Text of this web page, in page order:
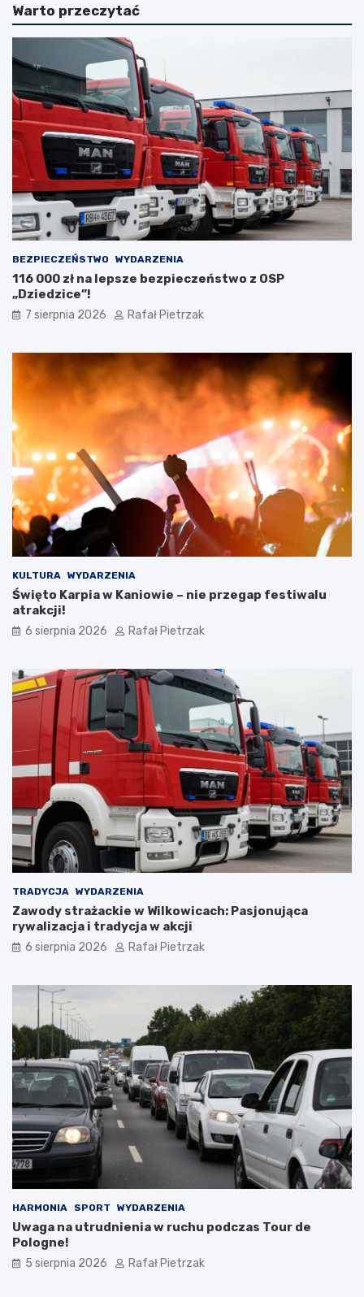
Warto przeczytać
BEZPIECZEŃSTWO WYDARZENIA
116 000 zł na lepsze bezpieczeństwo z OSP
„Dziedzice”!
7 sierpnia 2026 Rafał Pietrzak
KULTURA WYDARZENIA
Święto Karpia w Kaniowie – nie przegap festiwalu
atrakcji!
6 sierpnia 2026 Rafał Pietrzak
TRADYCJA WYDARZENIA
Zawody strażackie w Wilkowicach: Pasjonująca
rywalizacja i tradycja w akcji
6 sierpnia 2026 Rafał Pietrzak
HARMONIA SPORT WYDARZENIA
Uwaga na utrudnienia w ruchu podczas Tour de
Pologne!
5 sierpnia 2026 Rafał Pietrzak